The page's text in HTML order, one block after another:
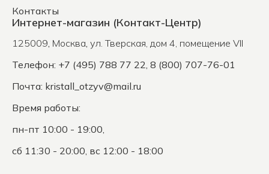
Контакты
Интернет-магазин (Контакт-Центр)
125009, Москва, ул. Тверская, дом 4, помещение VII
Телефон: +7 (495) 788 77 22, 8 (800) 707-76-01
Почта: kristall_otzyv@mail.ru
Время работы:
пн-пт 10:00 - 19:00,
сб 11:30 - 20:00, вс 12:00 - 18:00